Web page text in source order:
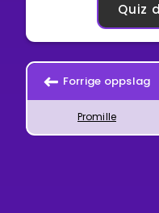
Quiz
Forrige oppslag
Promille